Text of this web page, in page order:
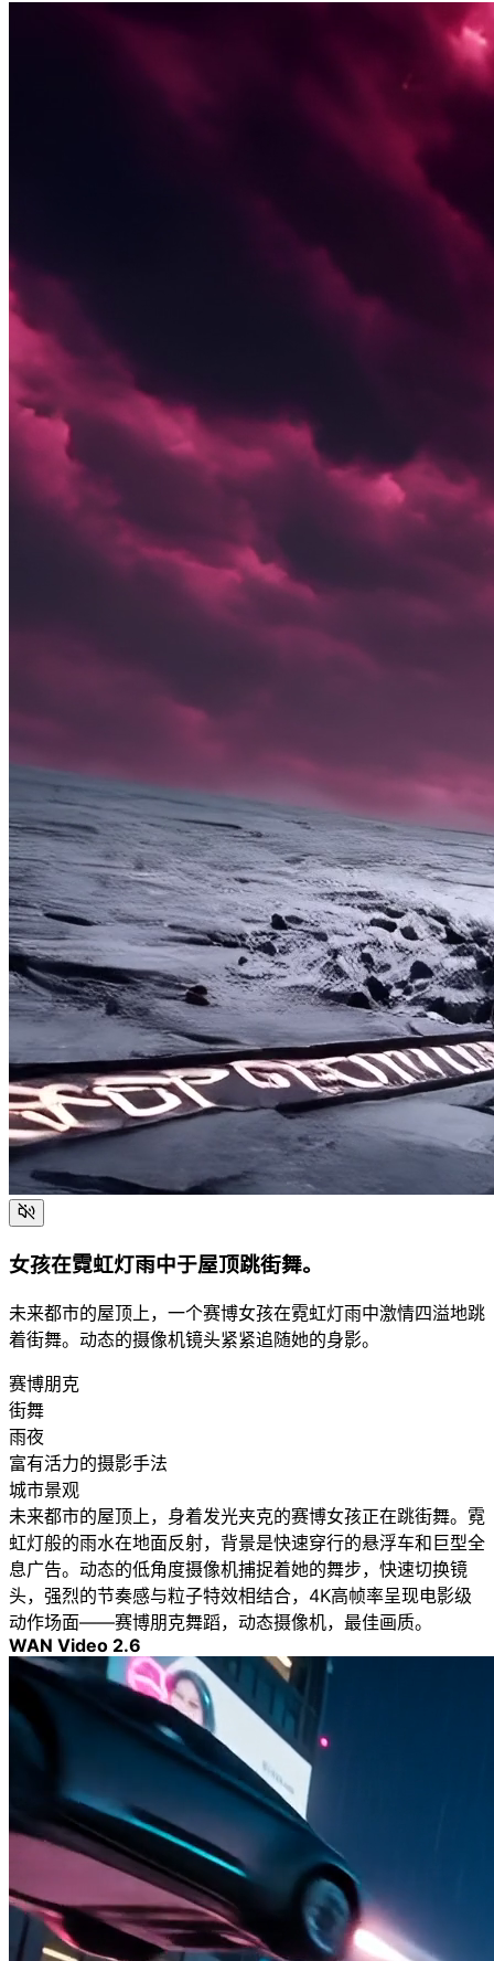
女孩在霓虹灯雨中于屋顶跳街舞。
未来都市的屋顶上，一个赛博女孩在霓虹灯雨中激情四溢地跳
着街舞。动态的摄像机镜头紧紧追随她的身影。
赛博朋克
街舞
雨夜
富有活力的摄影手法
城市景观
未来都市的屋顶上，身着发光夹克的赛博女孩正在跳街舞。霓
虹灯般的雨水在地面反射，背景是快速穿行的悬浮车和巨型全
息广告。动态的低角度摄像机捕捉着她的舞步，快速切换镜
头，强烈的节奏感与粒子特效相结合，4K高帧率呈现电影级
动作场面——赛博朋克舞蹈，动态摄像机，最佳画质。
WAN Video 2.6